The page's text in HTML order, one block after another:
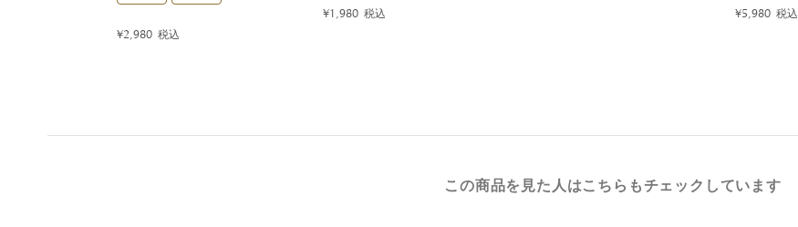
¥2,980 税込
¥1,980 税込 ¥5,980 税込
この商品を見た人はこちらもチェックしています